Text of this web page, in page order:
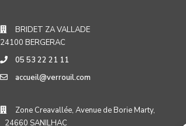
BRIDET ZA VALLADE
24100 BERGERAC
05 53 22 21 11
accueil@verrouil.com
Zone Creavallée, Avenue de Borie Marty,
24660 SANILHAC